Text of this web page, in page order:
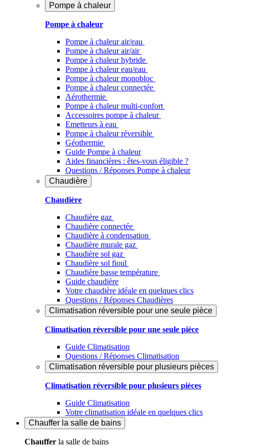
Pompe à chaleur
Pompe à chaleur
Pompe à chaleur air/eau
Pompe à chaleur air/air
Pompe à chaleur hybride
Pompe à chaleur​ eau/eau
Pompe à chaleur monobloc
Pompe à chaleur connectée
Aérothermie
Pompe à chaleur multi-confort
Accessoires pompe à chaleur
Emetteurs à eau
Pompe à chaleur réversible
Géothermie
Guide Pompe à chaleur
Aides financières : êtes-vous éligible ?
Questions / Réponses Pompe à chaleur
Chaudière
Chaudière
Chaudière gaz
Chaudière connectée
Chaudière à condensation
Chaudière murale gaz
Chaudière sol gaz
Chaudière sol fioul
Chaudière basse température
Guide chaudière
Votre chaudière idéale en quelques clics
Questions / Réponses Chaudières
Climatisation réversible pour une seule pièce
Climatisation réversible pour une seule pièce
Guide Climatisation
Questions / Réponses Climatisation
Climatisation réversible pour plusieurs pièces
Climatisation réversible pour plusieurs pièces
Guide Climatisation
Votre climatisation idéale en quelques clics
Chauffer la salle de bains
Chauffer la salle de bains